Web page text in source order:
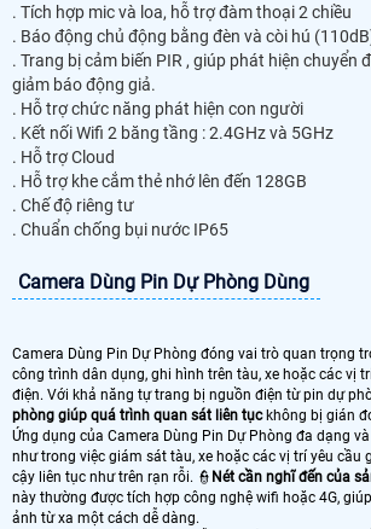
. Tích hợp mic và loa, hỗ trợ đàm thoại 2 chiều
. Báo động chủ động bằng đèn và còi hú
. Trang bị cảm biến PIR , giúp phát hiện chuyển
giảm báo động giả.
. Hỗ trợ chức năng phát hiện con người
. Kết nối Wifi 2 băng tầng : 2.4GHz và 5GHz
. Hỗ trợ Cloud
. Hỗ trợ khe cắm thẻ nhớ lên đến 128GB
. Chế độ riêng tư
. Chuẩn chống bụi nước IP65
Camera Dùng Pin Dự Phòng Dùng
Camera Dùng Pin Dự Phòng đóng vai trò quan trọng
công trình dân dụng, ghi hình trên tàu, xe hoặc các vị
điện. Với khả năng tự trang bị nguồn điện từ pin dự
phòng giúp quá trình quan sát liên tục không bị gián
Ứng dụng của Camera Dùng Pin Dự Phòng đa dạng
như trong việc giám sát tàu, xe hoặc các vị trí yêu cầu
cậy liên tục như trên rạn rỗi. 👮 Nét cần nghĩ đến của
này thường được tích hợp công nghệ wifi hoặc 4G,
ảnh từ xa một cách dễ dàng.